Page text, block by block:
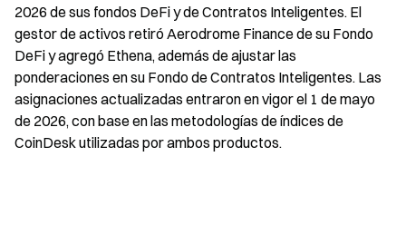
2026 de sus fondos DeFi y de Contratos Inteligentes. El
gestor de activos retiró Aerodrome Finance de su Fondo
DeFi y agregó Ethena, además de ajustar las
ponderaciones en su Fondo de Contratos Inteligentes. Las
asignaciones actualizadas entraron en vigor el 1 de mayo
de 2026, con base en las metodologías de índices de
CoinDesk utilizadas por ambos productos.